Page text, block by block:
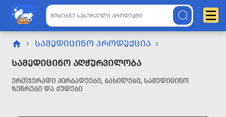
ᲡᲐᲛᲔᲓᲘᲪᲘᲜᲝ ᲞᲠᲝᲓᲣᲥᲪᲘᲐ
Სამედიცინო Აღჭურვილობა
ᲔᲠᲗᲯᲔᲠᲐᲓᲘ ᲞᲘᲠᲑᲐᲓᲔᲔᲑᲘ, ᲑᲐᲮᲘᲚᲔᲑᲘ, ᲡᲐᲛᲔᲓᲘᲪᲘᲜᲝ
ᲖᲔᲬᲠᲔᲑᲘ ᲓᲐ ᲥᲣᲓᲔᲑᲘ